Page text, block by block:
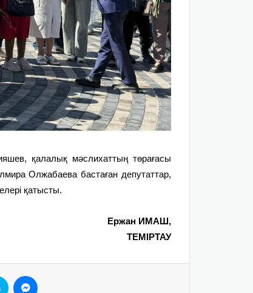
қалалық мәслихаттың төрағасы
Олжабаева бастаған депутаттар,
қатысты.
Ержан ИМАШ,
ТЕМІРТАУ